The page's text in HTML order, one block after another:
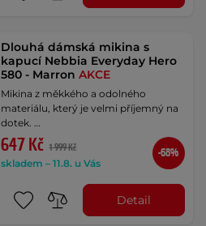
Dlouhá dámská mikina s
kapucí Nebbia Everyday Hero
580 - MarronAKCE
Mikina z měkkého a odolného
materiálu, který je velmi příjemný na
dotek. …
647 Kč 1 999 Kč
skladem – 11.8. u Vás
-68%
Detail